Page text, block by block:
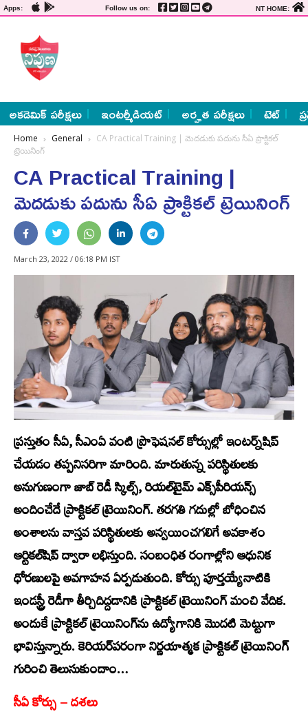
Apps: Follow us on: NT HOME:
అకడెమిక్ పరీక్షలు ఇంటర్మీడియట్ అర్హత పరీక్షలు టెట్
Home General
CA Practical Training | మెదడుకు పదును సీఏ ప్రాక్టికల్
ట్రెయినింగ్
CA Practical Training |
మెదడుకు పదును సీఏ ప్రాక్టికల్ ట్రెయినింగ్
March 23, 2022 / 06:18 PM IST
ప్రస్తుతం సీఏ, సీఎంఏ వంటి ప్రొఫెషనల్ కోర్సుల్లో ఇంటర్న్‌షిప్
చేయడం తప్పనిసరిగా మారింది. మారుతున్న పరిస్థితులకు
అనుగుణంగా జాబ్ రెడీ స్కిల్స్, రియల్‌టైమ్ ఎక్స్‌పీరియన్స్
అందించేదే ప్రాక్టికల్ ట్రెయినింగ్. తరగతి గదుల్లో బోధించిన
అంశాలను వాస్తవ పరిస్థితులకు అన్వయించగలిగే అవకాశం
ఆర్టికల్‌షిప్ ద్వారా లభిస్తుంది. సంబంధిత రంగాల్లోని ఆధునిక
ధోరణులపై అవగాహన ఏర్పడుతుంది. కోర్సు పూర్తయ్యేనాటికి
ఇండస్ట్రీ రెడీగా తీర్చిదిద్దడానికి ప్రాక్టికల్ ట్రెయినింగ్ మంచి వేదిక.
అందుకే ప్రాక్టికల్ ట్రెయినింగ్‌ను ఉద్యోగానికి మొదటి మెట్టుగా
భావిస్తున్నారు. కెరియర్‌పరంగా నిర్ణయాత్మక ప్రాక్టికల్ ట్రెయినింగ్
గురించి తెలుసుకుందాం…
సీఏ కోర్సు – దశలు